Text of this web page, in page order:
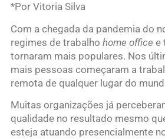
*Por Vitoria Silva
Com a chegada da pandemia do
regimes de trabalho home office e
tornaram mais populares. Nos
mais pessoas começaram a
remota de qualquer lugar do
Muitas organizações já
qualidade no resultado mesmo
esteja atuando presencialmente